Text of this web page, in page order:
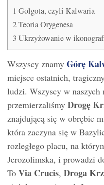
1 Golgota, czyli Kalwaria
2Teoria Orygenesa
3 Ukrzyżowanie w
Wszyscy znamy Górę
miejsce ostatnich,
ludzi. Wszyscy w
przemierzaliśmy Drogę
znajdującą się w obrębie
która zaczyna się w
rozległego placu, na
Jerozolimska, i prowadzi
To Via Crucis, Droga